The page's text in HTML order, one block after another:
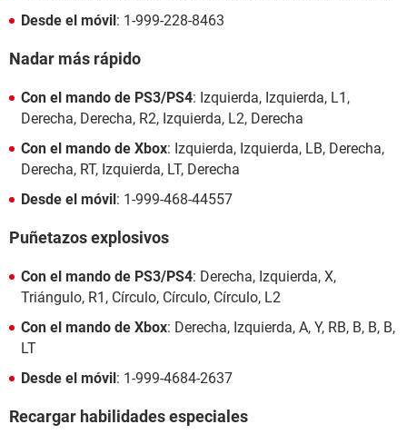
Desde el móvil: 1-999-228-8463
Nadar más rápido
Con el mando de PS3/PS4: Izquierda, Izquierda, L1,
Derecha, Derecha, R2, Izquierda, L2, Derecha
Con el mando de Xbox: Izquierda, Izquierda, LB, Derecha,
Derecha, RT, Izquierda, LT, Derecha
Desde el móvil: 1-999-468-44557
Puñetazos explosivos
Con el mando de PS3/PS4: Derecha, Izquierda, X,
Triángulo, R1, Círculo, Círculo, Círculo, L2
Con el mando de Xbox: Derecha, Izquierda, A, Y, RB, B, B, B,
LT
Desde el móvil: 1-999-4684-2637
Recargar habilidades especiales